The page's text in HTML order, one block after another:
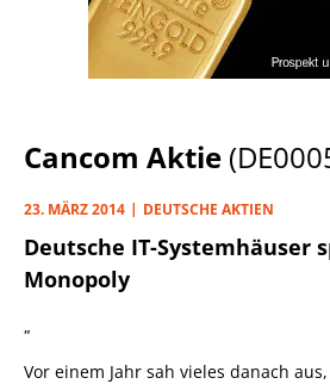
Cancom Aktie
23. MÄRZ 2014 DEUTSCHE AKTIEN
Deutsche IT-Systemhäuser
Monopoly
„
Vor einem Jahr sah vieles danach